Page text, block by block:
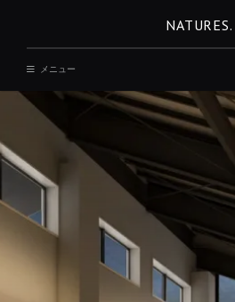
移
動
NATURES.
メニュー